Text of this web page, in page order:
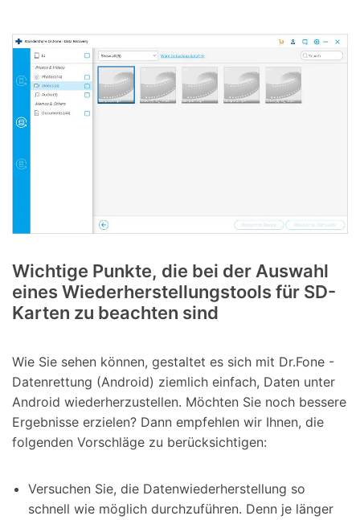
Wichtige Punkte, die bei der Auswahl
eines Wiederherstellungstools für SD-
Karten zu beachten sind
Wie Sie sehen können, gestaltet es sich mit Dr.Fone -
Datenrettung (Android) ziemlich einfach, Daten unter
Android wiederherzustellen. Möchten Sie noch bessere
Ergebnisse erzielen? Dann empfehlen wir Ihnen, die
folgenden Vorschläge zu berücksichtigen:
Versuchen Sie, die Datenwiederherstellung so
schnell wie möglich durchzuführen. Denn je länger